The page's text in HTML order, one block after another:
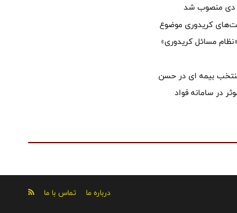
دی منصوب شد
کریدوری موضوع
مسائل کریدوری»
بیمه ای در حسن
در سامانه فواد
درباره ما
تماس با ما